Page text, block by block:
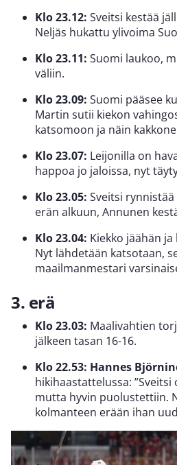
Klo 23.12: Sveitsi kestää
Neljäs hukattu ylivoima
Klo 23.11: Suomi laukoo,
väliin.
Klo 23.09: Suomi pääsee
Martin sutii kiekon
katsomoon ja näin
Klo 23.07: Leijonilla on
happoa jo jaloissa, nyt
Klo 23.05: Sveitsi
erän alkuun, Annunen
Klo 23.04: Kiekko jäähän
Nyt lähdetään katsotaan,
maailmanmestari
3. erä
Klo 23.03: Maalivahtien
jälkeen tasan 16-16.
Klo 22.53: Hannes
hikihaastattelussa:
mutta hyvin puolustettiin.
kolmanteen erään ihan